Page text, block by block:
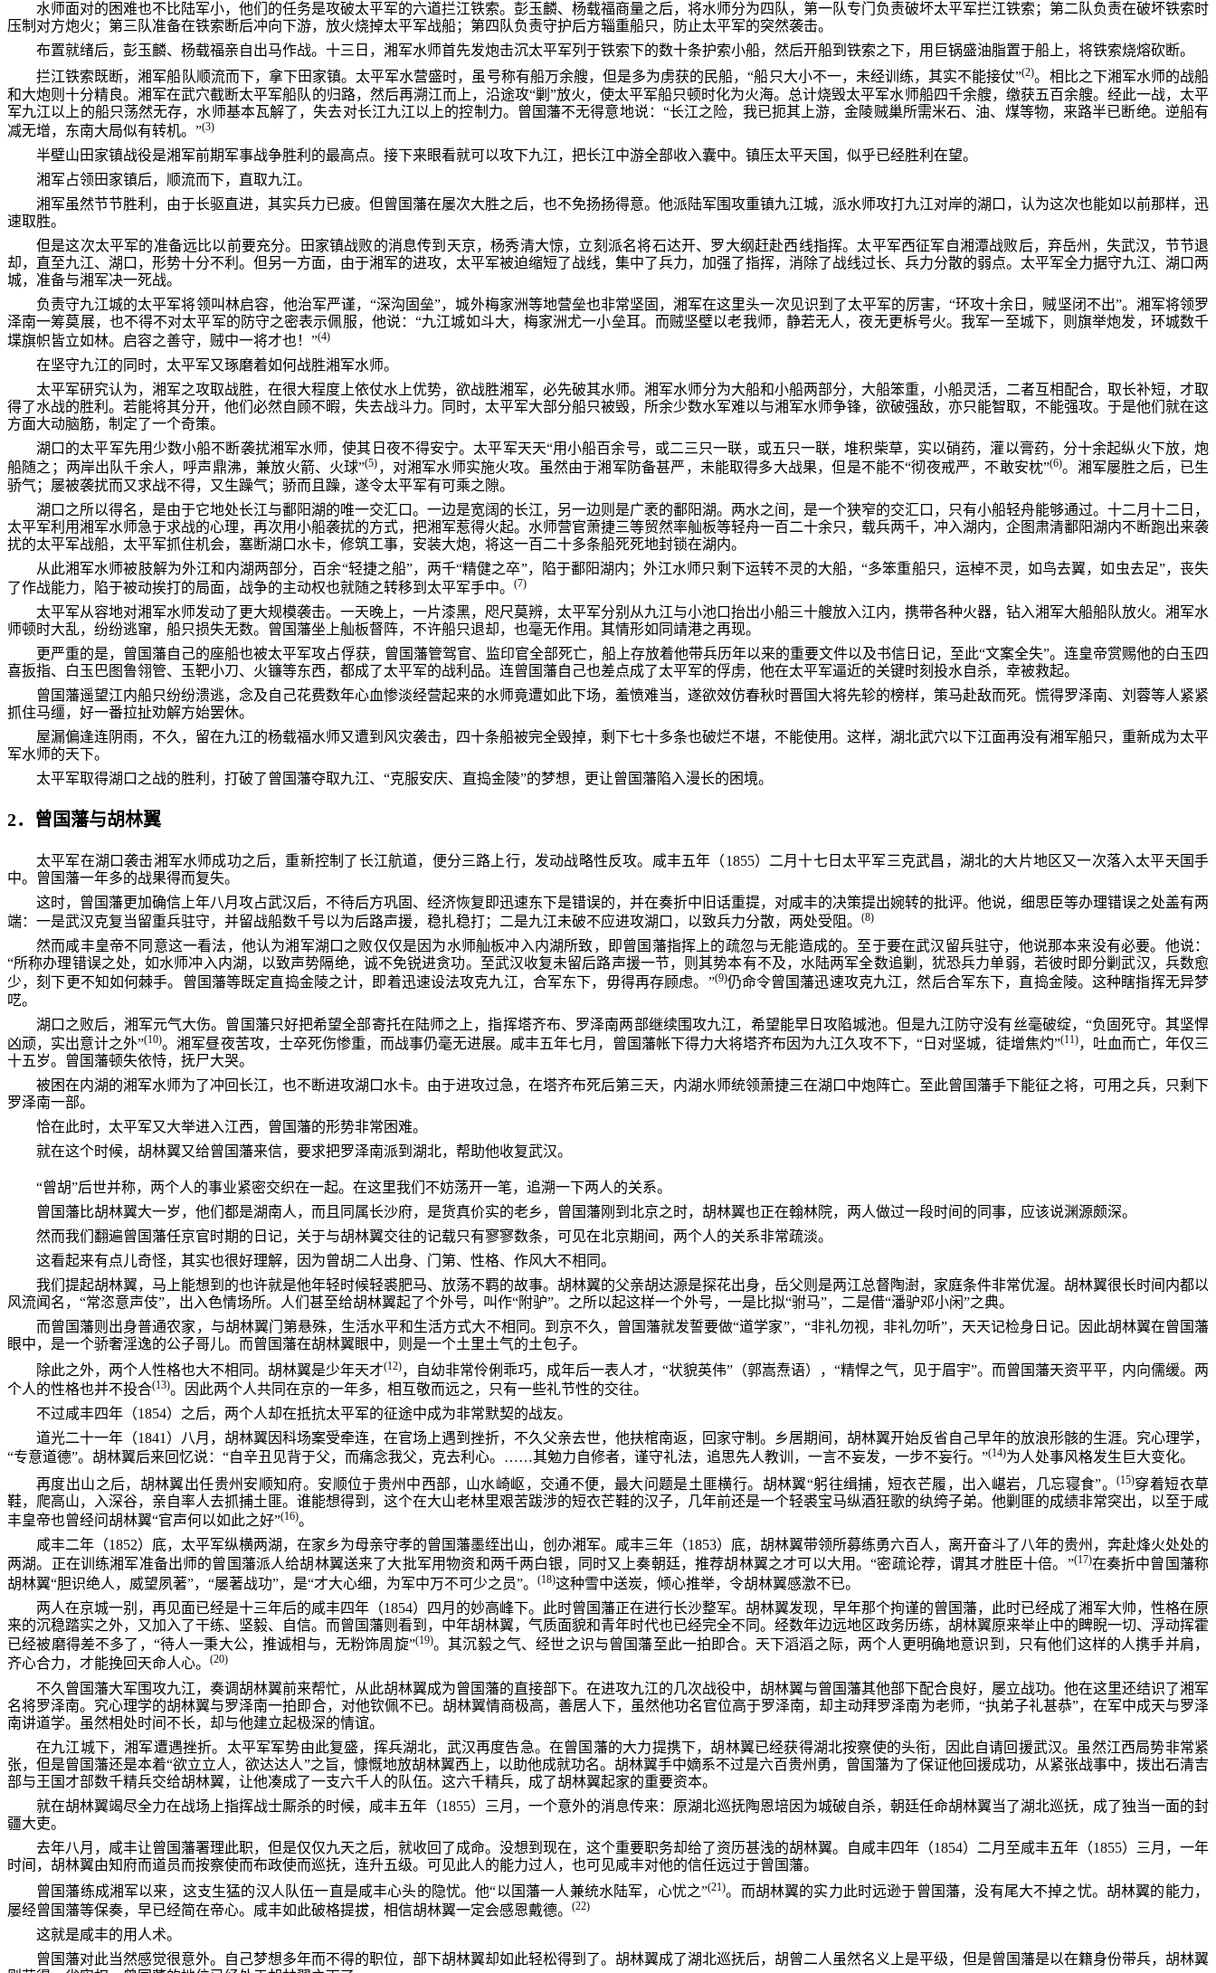
水师面对的困难也不比陆军小，他们的任务是攻破太平军的六道拦江铁索。彭玉麟、杨载福商量之后，将水师分为四队，第一队专门负责破坏太平军拦江铁索；第二队负责在破坏铁索时
压制对方炮火；第三队准备在铁索断后冲向下游，放火烧掉太平军战船；第四队负责守护后方辎重船只，防止太平军的突然袭击。
布置就绪后，彭玉麟、杨载福亲自出马作战。十三日，湘军水师首先发炮击沉太平军列于铁索下的数十条护索小船，然后开船到铁索之下，用巨锅盛油脂置于船上，将铁索烧熔砍断。
拦江铁索既断，湘军船队顺流而下，拿下田家镇。太平军水营盛时，虽号称有船万余艘，但是多为虏获的民船，“船只大小不一，未经训练，其实不能接仗”(2)。相比之下湘军水师的战船
和大炮则十分精良。湘军在武穴截断太平军船队的归路，然后再溯江而上，沿途攻“剿”放火，使太平军船只顿时化为火海。总计烧毁太平军水师船四千余艘，缴获五百余艘。经此一战，太平
军九江以上的船只荡然无存，水师基本瓦解了，失去对长江九江以上的控制力。曾国藩不无得意地说：“长江之险，我已扼其上游，金陵贼巢所需米石、油、煤等物，来路半已断绝。逆船有
减无增，东南大局似有转机。”(3)
半壁山田家镇战役是湘军前期军事战争胜利的最高点。接下来眼看就可以攻下九江，把长江中游全部收入囊中。镇压太平天国，似乎已经胜利在望。
湘军占领田家镇后，顺流而下，直取九江。
湘军虽然节节胜利，由于长驱直进，其实兵力已疲。但曾国藩在屡次大胜之后，也不免扬扬得意。他派陆军围攻重镇九江城，派水师攻打九江对岸的湖口，认为这次也能如以前那样，迅
速取胜。
但是这次太平军的准备远比以前要充分。田家镇战败的消息传到天京，杨秀清大惊，立刻派名将石达开、罗大纲赶赴西线指挥。太平军西征军自湘潭战败后，弃岳州，失武汉，节节退
却，直至九江、湖口，形势十分不利。但另一方面，由于湘军的进攻，太平军被迫缩短了战线，集中了兵力，加强了指挥，消除了战线过长、兵力分散的弱点。太平军全力据守九江、湖口两
城，准备与湘军决一死战。
负责守九江城的太平军将领叫林启容，他治军严谨，“深沟固垒”，城外梅家洲等地营垒也非常坚固，湘军在这里头一次见识到了太平军的厉害，“环攻十余日，贼坚闭不出”。湘军将领罗
泽南一筹莫展，也不得不对太平军的防守之密表示佩服，他说：“九江城如斗大，梅家洲尤一小垒耳。而贼坚壁以老我师，静若无人，夜无更柝号火。我军一至城下，则旗举炮发，环城数千
堞旗帜皆立如林。启容之善守，贼中一将才也！”(4)
在坚守九江的同时，太平军又琢磨着如何战胜湘军水师。
太平军研究认为，湘军之攻取战胜，在很大程度上依仗水上优势，欲战胜湘军，必先破其水师。湘军水师分为大船和小船两部分，大船笨重，小船灵活，二者互相配合，取长补短，才取
得了水战的胜利。若能将其分开，他们必然自顾不暇，失去战斗力。同时，太平军大部分船只被毁，所余少数水军难以与湘军水师争锋，欲破强敌，亦只能智取，不能强攻。于是他们就在这
方面大动脑筋，制定了一个奇策。
湖口的太平军先用少数小船不断袭扰湘军水师，使其日夜不得安宁。太平军天天“用小船百余号，或二三只一联，或五只一联，堆积柴草，实以硝药，灌以膏药，分十余起纵火下放，炮
船随之；两岸出队千余人，呼声鼎沸，兼放火箭、火球”(5) ，对湘军水师实施火攻。虽然由于湘军防备甚严，未能取得多大战果，但是不能不“彻夜戒严，不敢安枕”(6)。湘军屡胜之后，已生
骄气；屡被袭扰而又求战不得，又生躁气；骄而且躁，遂令太平军有可乘之隙。
湖口之所以得名，是由于它地处长江与鄱阳湖的唯一交汇口。一边是宽阔的长江，另一边则是广袤的鄱阳湖。两水之间，是一个狭窄的交汇口，只有小船轻舟能够通过。十二月十二日，
太平军利用湘军水师急于求战的心理，再次用小船袭扰的方式，把湘军惹得火起。水师营官萧捷三等贸然率舢板等轻舟一百二十余只，载兵两千，冲入湖内，企图肃清鄱阳湖内不断跑出来袭
扰的太平军战船，太平军抓住机会，塞断湖口水卡，修筑工事，安装大炮，将这一百二十多条船死死地封锁在湖内。
从此湘军水师被肢解为外江和内湖两部分，百余“轻捷之船”，两千“精健之卒”，陷于鄱阳湖内；外江水师只剩下运转不灵的大船，“多笨重船只，运棹不灵，如鸟去翼，如虫去足”，丧失
了作战能力，陷于被动挨打的局面，战争的主动权也就随之转移到太平军手中。
(7)
太平军从容地对湘军水师发动了更大规模袭击。一天晚上，一片漆黑，咫尺莫辨，太平军分别从九江与小池口抬出小船三十艘放入江内，携带各种火器，钻入湘军大船船队放火。湘军水
师顿时大乱，纷纷逃窜，船只损失无数。曾国藩坐上舢板督阵，不许船只退却，也毫无作用。其情形如同靖港之再现。
更严重的是，曾国藩自己的座船也被太平军攻占俘获，曾国藩管驾官、监印官全部死亡，船上存放着他带兵历年以来的重要文件以及书信日记，至此“文案全失”。连皇帝赏赐他的白玉四
喜扳指、白玉巴图鲁翎管、玉靶小刀、火镰等东西，都成了太平军的战利品。连曾国藩自己也差点成了太平军的俘虏，他在太平军逼近的关键时刻投水自杀，幸被救起。
曾国藩遥望江内船只纷纷溃逃，念及自己花费数年心血惨淡经营起来的水师竟遭如此下场，羞愤难当，遂欲效仿春秋时晋国大将先轸的榜样，策马赴敌而死。慌得罗泽南、刘蓉等人紧紧
抓住马缰，好一番拉扯劝解方始罢休。
屋漏偏逢连阴雨，不久，留在九江的杨载福水师又遭到风灾袭击，四十条船被完全毁掉，剩下七十多条也破烂不堪，不能使用。这样，湖北武穴以下江面再没有湘军船只，重新成为太平
军水师的天下。
太平军取得湖口之战的胜利，打破了曾国藩夺取九江、“克服安庆、直捣金陵”的梦想，更让曾国藩陷入漫长的困境。
2．曾国藩与胡林翼
太平军在湖口袭击湘军水师成功之后，重新控制了长江航道，便分三路上行，发动战略性反攻。咸丰五年（1855）二月十七日太平军三克武昌，湖北的大片地区又一次落入太平天国手
中。曾国藩一年多的战果得而复失。
这时，曾国藩更加确信上年八月攻占武汉后，不待后方巩固、经济恢复即迅速东下是错误的，并在奏折中旧话重提，对咸丰的决策提出婉转的批评。他说，细思臣等办理错误之处盖有两
端：一是武汉克复当留重兵驻守，并留战船数千号以为后路声援，稳扎稳打；二是九江未破不应进攻湖口，以致兵力分散，两处受阻。
(8)
然而咸丰皇帝不同意这一看法，他认为湘军湖口之败仅仅是因为水师舢板冲入内湖所致，即曾国藩指挥上的疏忽与无能造成的。至于要在武汉留兵驻守，他说那本来没有必要。他说：
“所称办理错误之处，如水师冲入内湖，以致声势隔绝，诚不免锐进贪功。至武汉收复未留后路声援一节，则其势本有不及，水陆两军全数追剿，犹恐兵力单弱，若彼时即分剿武汉，兵数愈
少，刻下更不知如何棘手。曾国藩等既定直捣金陵之计，即着迅速设法攻克九江，合军东下，毋得再存顾虑。”(9)仍命令曾国藩迅速攻克九江，然后合军东下，直捣金陵。这种瞎指挥无异梦
呓。
湖口之败后，湘军元气大伤。曾国藩只好把希望全部寄托在陆师之上，指挥塔齐布、罗泽南两部继续围攻九江，希望能早日攻陷城池。但是九江防守没有丝毫破绽，“负固死守。其坚悍
凶顽，实出意计之外”(10)。湘军昼夜苦攻，士卒死伤惨重，而战事仍毫无进展。咸丰五年七月，曾国藩帐下得力大将塔齐布因为九江久攻不下，“日对坚城，徒增焦灼”(11)，吐血而亡，年仅三
十五岁。曾国藩顿失依恃，抚尸大哭。
被困在内湖的湘军水师为了冲回长江，也不断进攻湖口水卡。由于进攻过急，在塔齐布死后第三天，内湖水师统领萧捷三在湖口中炮阵亡。至此曾国藩手下能征之将，可用之兵，只剩下
罗泽南一部。
恰在此时，太平军又大举进入江西，曾国藩的形势非常困难。
就在这个时候，胡林翼又给曾国藩来信，要求把罗泽南派到湖北，帮助他收复武汉。
“曾胡”后世并称，两个人的事业紧密交织在一起。在这里我们不妨荡开一笔，追溯一下两人的关系。
曾国藩比胡林翼大一岁，他们都是湖南人，而且同属长沙府，是货真价实的老乡，曾国藩刚到北京之时，胡林翼也正在翰林院，两人做过一段时间的同事，应该说渊源颇深。
然而我们翻遍曾国藩任京官时期的日记，关于与胡林翼交往的记载只有寥寥数条，可见在北京期间，两个人的关系非常疏淡。
这看起来有点儿奇怪，其实也很好理解，因为曾胡二人出身、门第、性格、作风大不相同。
我们提起胡林翼，马上能想到的也许就是他年轻时候轻裘肥马、放荡不羁的故事。胡林翼的父亲胡达源是探花出身，岳父则是两江总督陶澍，家庭条件非常优渥。胡林翼很长时间内都以
风流闻名，“常恣意声伎”，出入色情场所。人们甚至给胡林翼起了个外号，叫作“附驴”。之所以起这样一个外号，一是比拟“驸马”，二是借“潘驴邓小闲”之典。
而曾国藩则出身普通农家，与胡林翼门第悬殊，生活水平和生活方式大不相同。到京不久，曾国藩就发誓要做“道学家”，“非礼勿视，非礼勿听”，天天记检身日记。因此胡林翼在曾国藩
眼中，是一个骄奢淫逸的公子哥儿。而曾国藩在胡林翼眼中，则是一个土里土气的土包子。
除此之外，两个人性格也大不相同。胡林翼是少年天才(12)，自幼非常伶俐乖巧，成年后一表人才，“状貌英伟”（郭嵩焘语），“精悍之气，见于眉宇”。而曾国藩天资平平，内向儒缓。两
个人的性格也并不投合(13)。因此两个人共同在京的一年多，相互敬而远之，只有一些礼节性的交往。
不过咸丰四年（1854）之后，两个人却在抵抗太平军的征途中成为非常默契的战友。
道光二十一年（1841）八月，胡林翼因科场案受牵连，在官场上遇到挫折，不久父亲去世，他扶棺南返，回家守制。乡居期间，胡林翼开始反省自己早年的放浪形骸的生涯。究心理学，
“专意道德”。胡林翼后来回忆说：“自辛丑见背于父，而痛念我父，克去利心。……其勉力自修者，谨守礼法，追思先人教训，一言不妄发，一步不妄行。”(14)为人处事风格发生巨大变化。
再度出山之后，胡林翼出任贵州安顺知府。安顺位于贵州中西部，山水崎岖，交通不便，最大问题是土匪横行。胡林翼“躬往缉捕，短衣芒履，出入嵁岩，几忘寝食”。(15)穿着短衣草
鞋，爬高山，入深谷，亲自率人去抓捕土匪。谁能想得到，这个在大山老林里艰苦跋涉的短衣芒鞋的汉子，几年前还是一个轻裘宝马纵酒狂歌的纨绔子弟。他剿匪的成绩非常突出，以至于咸
丰皇帝也曾经问胡林翼“官声何以如此之好”(16)。
咸丰二年（1852）底，太平军纵横两湖，在家乡为母亲守孝的曾国藩墨绖出山，创办湘军。咸丰三年（1853）底，胡林翼带领所募练勇六百人，离开奋斗了八年的贵州，奔赴烽火处处的
两湖。正在训练湘军准备出师的曾国藩派人给胡林翼送来了大批军用物资和两千两白银，同时又上奏朝廷，推荐胡林翼之才可以大用。“密疏论荐，谓其才胜臣十倍。”(17)在奏折中曾国藩称
胡林翼“胆识绝人，威望夙著”，“屡著战功”，是“才大心细，为军中万不可少之员”。
(18)这种雪中送炭，倾心推举，令胡林翼感激不已。
两人在京城一别，再见面已经是十三年后的咸丰四年（1854）四月的妙高峰下。此时曾国藩正在进行长沙整军。胡林翼发现，早年那个拘谨的曾国藩，此时已经成了湘军大帅，性格在原
来的沉稳踏实之外，又加入了干练、坚毅、自信。而曾国藩则看到，中年胡林翼，气质面貌和青年时代也已经完全不同。经数年边远地区政务历练，胡林翼原来举止中的睥睨一切、浮动挥霍
已经被磨得差不多了，“待人一秉大公，推诚相与，无粉饰周旋”(19)。其沉毅之气、经世之识与曾国藩至此一拍即合。天下滔滔之际，两个人更明确地意识到，只有他们这样的人携手并肩，
齐心合力，才能挽回天命人心。
(20)
不久曾国藩大军围攻九江，奏调胡林翼前来帮忙，从此胡林翼成为曾国藩的直接部下。在进攻九江的几次战役中，胡林翼与曾国藩其他部下配合良好，屡立战功。他在这里还结识了湘军
名将罗泽南。究心理学的胡林翼与罗泽南一拍即合，对他钦佩不已。胡林翼情商极高，善居人下，虽然他功名官位高于罗泽南，却主动拜罗泽南为老师，“执弟子礼甚恭”，在军中成天与罗泽
南讲道学。虽然相处时间不长，却与他建立起极深的情谊。
在九江城下，湘军遭遇挫折。太平军军势由此复盛，挥兵湖北，武汉再度告急。在曾国藩的大力提携下，胡林翼已经获得湖北按察使的头衔，因此自请回援武汉。虽然江西局势非常紧
张，但是曾国藩还是本着“欲立立人，欲达达人”之旨，慷慨地放胡林翼西上，以助他成就功名。胡林翼手中嫡系不过是六百贵州勇，曾国藩为了保证他回援成功，从紧张战事中，拨出石清吉
部与王国才部数千精兵交给胡林翼，让他凑成了一支六千人的队伍。这六千精兵，成了胡林翼起家的重要资本。
就在胡林翼竭尽全力在战场上指挥战士厮杀的时候，咸丰五年（1855）三月，一个意外的消息传来：原湖北巡抚陶恩培因为城破自杀，朝廷任命胡林翼当了湖北巡抚，成了独当一面的封
疆大吏。
去年八月，咸丰让曾国藩署理此职，但是仅仅九天之后，就收回了成命。没想到现在，这个重要职务却给了资历甚浅的胡林翼。自咸丰四年（1854）二月至咸丰五年（1855）三月，一年
时间，胡林翼由知府而道员而按察使而布政使而巡抚，连升五级。可见此人的能力过人，也可见咸丰对他的信任远过于曾国藩。
曾国藩练成湘军以来，这支生猛的汉人队伍一直是咸丰心头的隐忧。他“以国藩一人兼统水陆军，心忧之”(21)。而胡林翼的实力此时远逊于曾国藩，没有尾大不掉之忧。胡林翼的能力，
屡经曾国藩等保奏，早已经简在帝心。咸丰如此破格提拔，相信胡林翼一定会感恩戴德。
(22)
这就是咸丰的用人术。
曾国藩对此当然感觉很意外。自己梦想多年而不得的职位，部下胡林翼却如此轻松得到了。胡林翼成了湖北巡抚后，胡曾二人虽然名义上是平级，但是曾国藩是以在籍身份带兵，胡林翼